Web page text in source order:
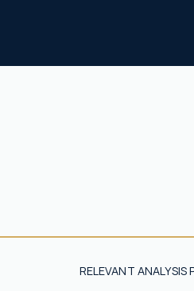
RELEVANT ANALYSIS